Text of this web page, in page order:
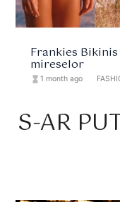
Frankies
mireselor
hourglass_full 1 month ago
S-AR